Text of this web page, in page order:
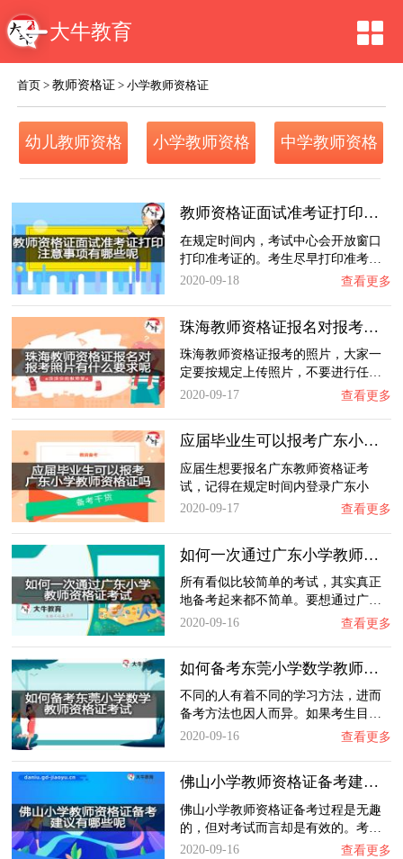
大牛教育
首页 >教师资格证 >小学教师资格证
幼儿教师资格
证
小学教师资格
证
中学教师资格
证
教师资格证面试准考证打印注意事项有哪些呢？…
在规定时间内，考试中心会开放窗口
打印准考证的。考生尽早打印准考…
2020-09-18
查看更多
珠海教师资格证报名对报考照片有什么要求呢？…
珠海教师资格证报考的照片，大家一
定要按规定上传照片，不要进行任…
2020-09-17
查看更多
应届毕业生可以报考广东小学教师资格证吗？
应届生想要报名广东教师资格证考
试，记得在规定时间内登录广东小
学…
2020-09-17 查看更多
如何一次通过广东小学教师资格证考试？
所有看似比较简单的考试，其实真正
地备考起来都不简单。要想通过广…
2020-09-16
查看更多
如何备考东莞小学数学教师资格证考试？
不同的人有着不同的学习方法，进而
备考方法也因人而异。如果考生目…
2020-09-16
查看更多
佛山小学教师资格证备考建议有哪些呢？
佛山小学教师资格证备考过程是无趣
的，但对考试而言却是有效的。考…
2020-09-16
查看更多